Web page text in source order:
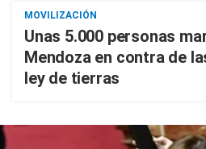
MOVILIZACIÓN
Unas 5.000 personas
Mendoza en contra de
ley de tierras